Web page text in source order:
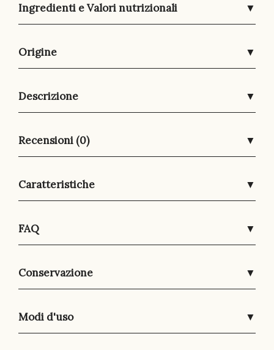
Ingredienti e Valori nutrizionali ▼
Origine ▼
Descrizione ▼
Recensioni (0) ▼
Caratteristiche ▼
FAQ ▼
Conservazione ▼
Modi d'uso ▼